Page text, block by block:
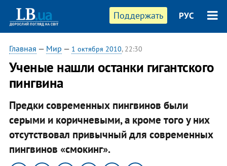
Поддержать РУС
Главная — Мир — 1 октября 2010, 22:30
Ученые нашли останки гигантского
пингвина
Предки современных пингвинов были
серыми и коричневыми, а кроме того у них
отсутствовал привычный для современных
пингвинов «смокинг».